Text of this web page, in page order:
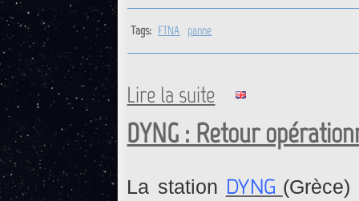
Tags: FTNA panne
Lire la suite de FTNA : Retour
DYNG : Retour
La station DYNG